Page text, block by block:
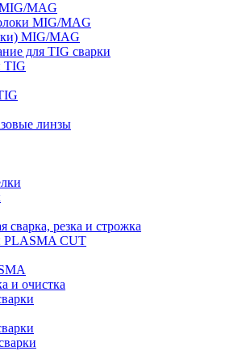
MAG
MIG/MAG
MIG/MAG
для TIG сварки
TIG
линзы
сварка, резка и строжка
PLASMA CUT
и очистка